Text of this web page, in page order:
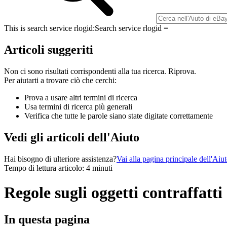
This is search service rlogid:Search service rlogid =
Articoli suggeriti
Non ci sono risultati corrispondenti alla tua ricerca. Riprova.
Per aiutarti a trovare ciò che cerchi:
Prova a usare altri termini di ricerca
Usa termini di ricerca più generali
Verifica che tutte le parole siano state digitate correttamente
Vedi gli articoli dell'Aiuto
Hai bisogno di ulteriore assistenza?Vai alla pagina principale
Tempo di lettura articolo: 4 minuti
Regole sugli oggetti contraffatti
In questa pagina